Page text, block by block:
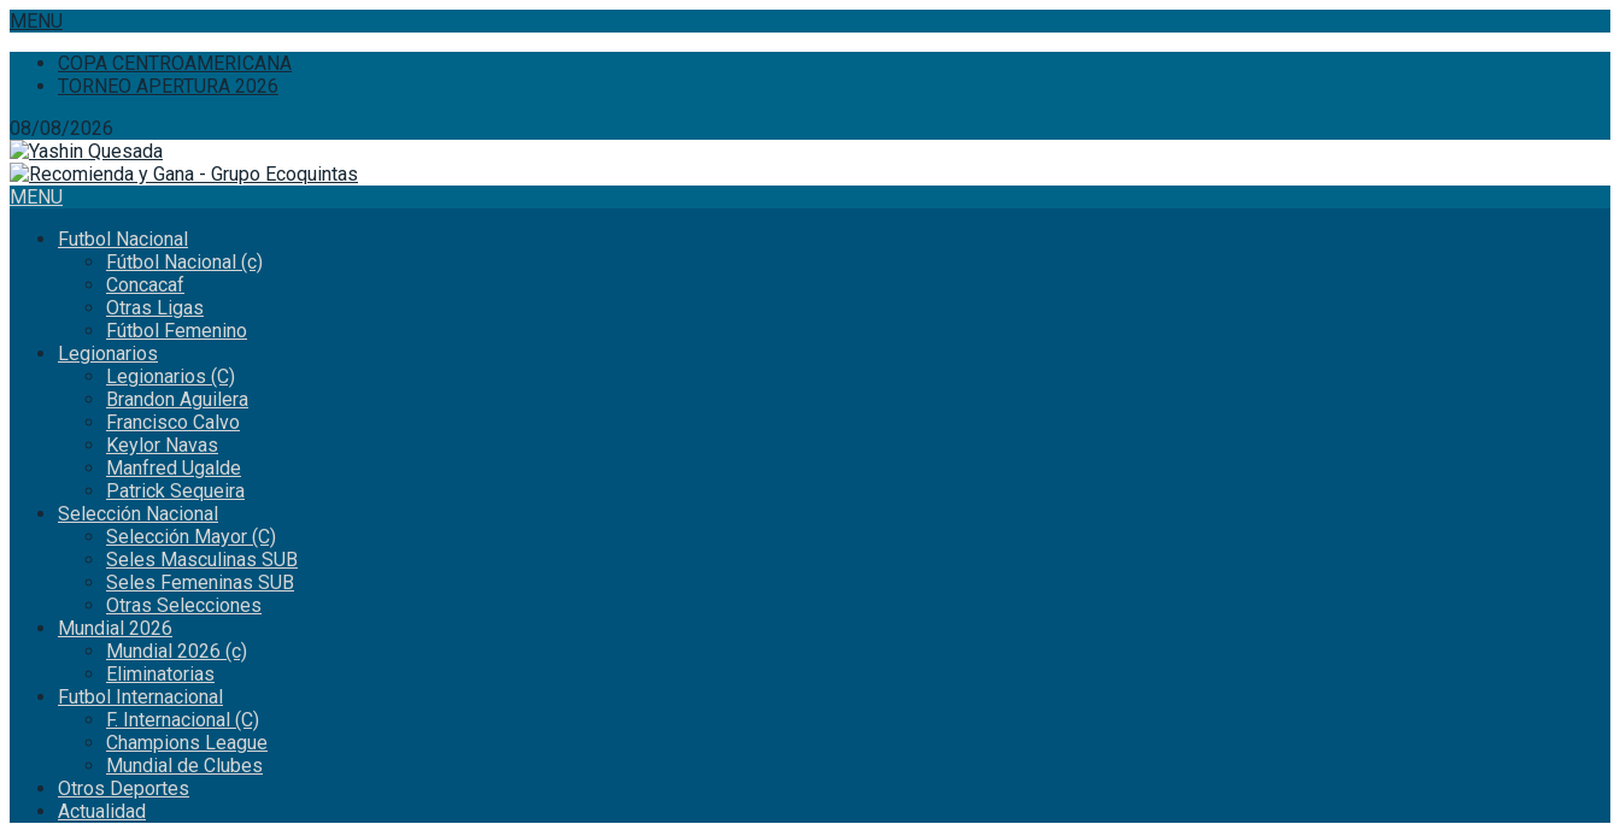
MENU
COPA CENTROAMERICANA
TORNEO APERTURA 2026
08/08/2026
MENU
Futbol Nacional
Fútbol Nacional (c)
Concacaf
Otras Ligas
Fútbol Femenino
Legionarios
Legionarios (C)
Brandon Aguilera
Francisco Calvo
Keylor Navas
Manfred Ugalde
Patrick Sequeira
Selección Nacional
Selección Mayor (C)
Seles Masculinas SUB
Seles Femeninas SUB
Otras Selecciones
Mundial 2026
Mundial 2026 (c)
Eliminatorias
Futbol Internacional
F. Internacional (C)
Champions League
Mundial de Clubes
Otros Deportes
Actualidad